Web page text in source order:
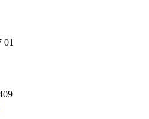
01